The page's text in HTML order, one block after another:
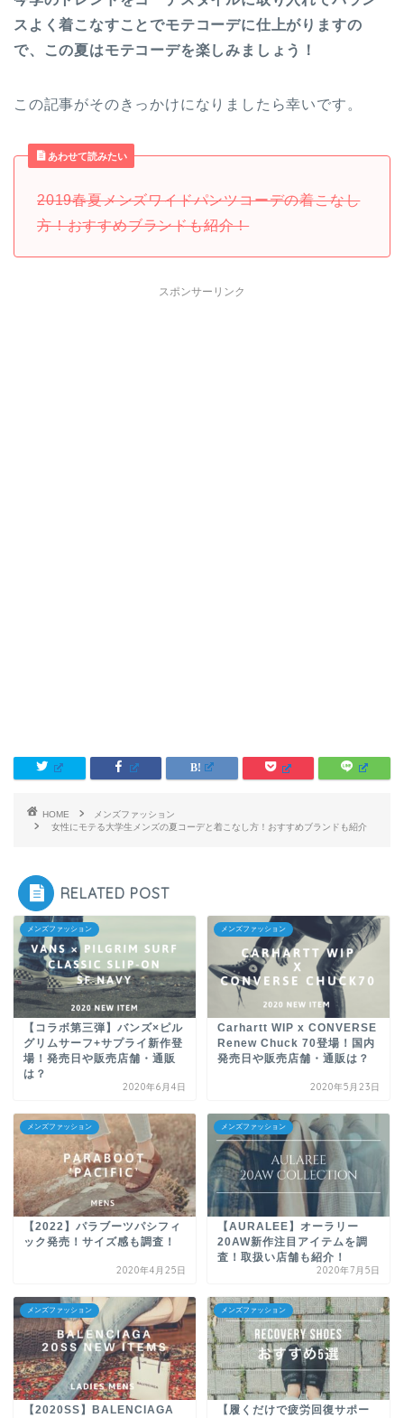
スよく着こなすことでモテコーデに仕上がりますの
で、この夏はモテコーデを楽しみましょう！
この記事がそのきっかけになりましたら幸いです。
あわせて読みたい
2019春夏メンズワイドパンツコーデの着こなし
方！おすすめブランドも紹介！
スポンサーリンク
HOME
メンズファッション
女性にモテる大学生メンズの夏コーデと着こなし方！おすすめブランドも紹介
RELATED POST
メンズファッション
【コラボ第三弾】バンズ×ピル
グリムサーフ+サプライ新作登
場！発売日や販売店舗・通販
は？
2020年6月4日
メンズファッション
Carhartt WIP x CONVERSE
Renew Chuck 70登場！国内
発売日や販売店舗・通販は？
2020年5月23日
メンズファッション
【2022】パラブーツパシフィ
ック発売！サイズ感も調査！
2020年4月25日
メンズファッション
【AURALEE】オーラリー
20AW新作注目アイテムを調
査！取扱い店舗も紹介！
2020年7月5日
メンズファッション
【2020SS】BALENCIAGA
メンズファッション
【履くだけで疲労回復サポー